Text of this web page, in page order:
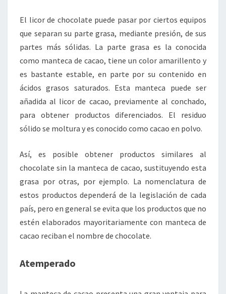
El licor de chocolate puede pasar por ciertos equipos
que separan su parte grasa, mediante presión, de sus
partes más sólidas. La parte grasa es la conocida
como manteca de cacao, tiene un color amarillento y
es bastante estable, en parte por su contenido en
ácidos grasos saturados. Esta manteca puede ser
añadida al licor de cacao, previamente al conchado,
para obtener productos diferenciados. El residuo
sólido se moltura y es conocido como cacao en polvo.
Así, es posible obtener productos similares al
chocolate sin la manteca de cacao, sustituyendo esta
grasa por otras, por ejemplo. La nomenclatura de
estos productos dependerá de la legislación de cada
país, pero en general se evita que los productos que no
estén elaborados mayoritariamente con manteca de
cacao reciban el nombre de chocolate.
Atemperado